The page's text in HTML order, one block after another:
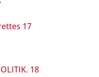
17
18